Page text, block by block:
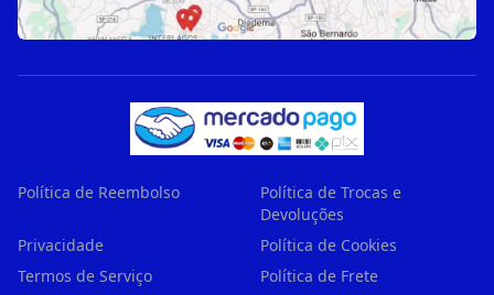
Política de Reembolso
Política de Trocas e
Devoluções
Privacidade
Política de Cookies
Termos de Serviço
Política de Frete